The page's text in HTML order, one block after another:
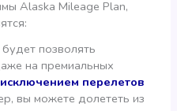
Alaska Mileage Plan,
позволять
на премиальных
перелетов
вы можете долететь из